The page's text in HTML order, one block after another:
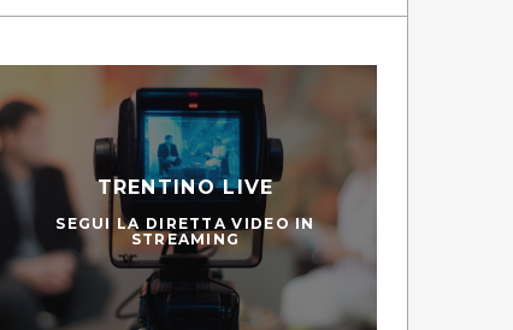
TRENTINO LIVE
SEGUI LA DIRETTA VIDEO IN
STREAMING